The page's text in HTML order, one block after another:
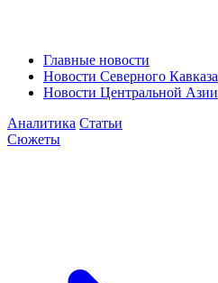
Главные новости
Новости Северного Кавказа
Новости Центральной Азии
Аналитика Статьи
Сюжеты